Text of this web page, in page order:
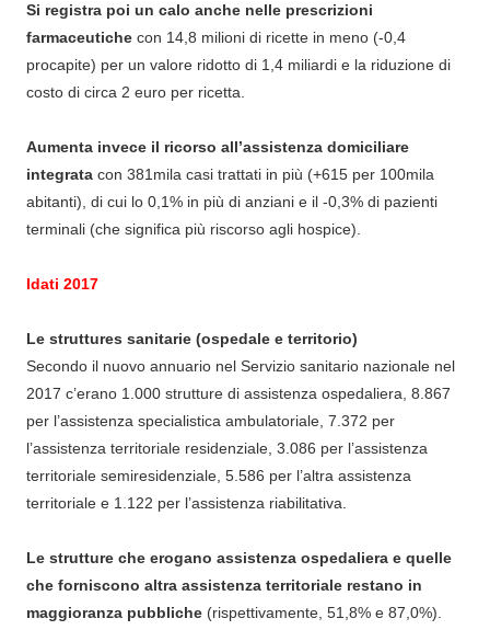
Si registra poi un calo anche nelle prescrizioni
farmaceutiche con 14,8 milioni di ricette in meno (-0,4
procapite) per un valore ridotto di 1,4 miliardi e la riduzione di
costo di circa 2 euro per ricetta.
Aumenta invece il ricorso all’assistenza domiciliare
integrata con 381mila casi trattati in più (+615 per 100mila
abitanti), di cui lo 0,1% in più di anziani e il -0,3% di pazienti
terminali (che significa più riscorso agli hospice).
Idati 2017
Le struttures sanitarie (ospedale e territorio)
Secondo il nuovo annuario nel Servizio sanitario nazionale nel
2017 c’erano 1.000 strutture di assistenza ospedaliera, 8.867
per l’assistenza specialistica ambulatoriale, 7.372 per
l’assistenza territoriale residenziale, 3.086 per l’assistenza
territoriale semiresidenziale, 5.586 per l’altra assistenza
territoriale e 1.122 per l’assistenza riabilitativa.
Le strutture che erogano assistenza ospedaliera e quelle
che forniscono altra assistenza territoriale restano in
maggioranza pubbliche (rispettivamente, 51,8% e 87,0%).